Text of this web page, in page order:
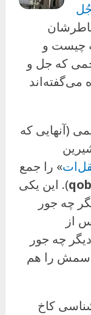
جُل
چیست و
که جل و
می‌گفته‌اند
(آنهایی که
را شیرین
» را جمع
). این یکی
چه جور
از
چه جور
را هم
کاخ